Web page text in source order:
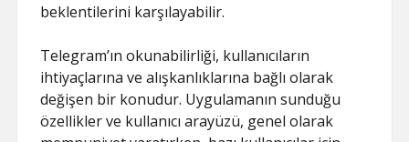
beklentilerini karşılayabilir.
Telegram’ın okunabilirliği, kullanıcıların
ihtiyaçlarına ve alışkanlıklarına bağlı olarak
değişen bir konudur. Uygulamanın sunduğu
özellikler ve kullanıcı arayüzü, genel olarak